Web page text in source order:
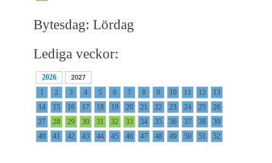
Bytesdag: Lördag
Lediga veckor:
2026 2027
1 2 3 4 5 6 7 8 9 10 11 12
13
14
15 16 17 18 19 20 21 22 23 24 25
26
27
28 29 30 31 32 33 34 35 36 37 38
39
40
41 42 43 44 45 46 47 48 49 50 51 52